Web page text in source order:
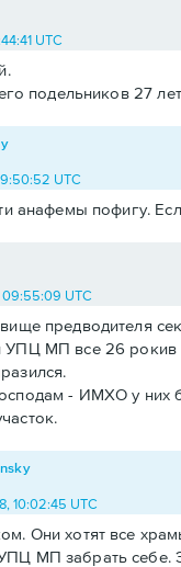
UTC
подельников 27
UTC
анафемы пофигу.
09:55:09 UTC
предводителя
УПЦ МП все 26 рокив
- ИМХО у них
10:02:45 UTC
Они хотят все
МП забрать себе.